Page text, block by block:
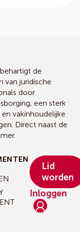
de
van juridische
door
een sterk
vakinhoudelijke
Direct naast de
Inloggen
Lid
worden